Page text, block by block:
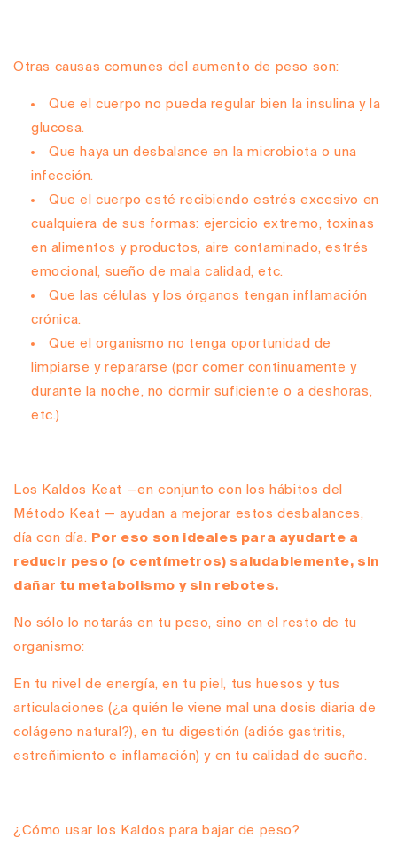
Otras causas comunes del aumento de peso son:
Que el cuerpo no pueda regular bien la insulina y la
glucosa.
Que haya un desbalance en la microbiota o una
infección.
Que el cuerpo esté recibiendo estrés excesivo en
cualquiera de sus formas: ejercicio extremo, toxinas
en alimentos y productos, aire contaminado, estrés
emocional, sueño de mala calidad, etc.
Que las células y los órganos tengan inflamación
crónica.
Que el organismo no tenga oportunidad de
limpiarse y repararse (por comer continuamente y
durante la noche, no dormir suficiente o a deshoras,
etc.)
Los Kaldos Keat —en conjunto con los hábitos del
Método Keat — ayudan a mejorar estos desbalances,
día con día. Por eso son ideales para ayudarte a
reducir peso (o centímetros) saludablemente, sin
dañar tu metabolismo y sin rebotes.
No sólo lo notarás en tu peso, sino en el resto de tu
organismo:
En tu nivel de energía, en tu piel, tus huesos y tus
articulaciones (¿a quién le viene mal una dosis diaria de
colágeno natural?), en tu digestión (adiós gastritis,
estreñimiento e inflamación) y en tu calidad de sueño.
¿Cómo usar los Kaldos para bajar de peso?